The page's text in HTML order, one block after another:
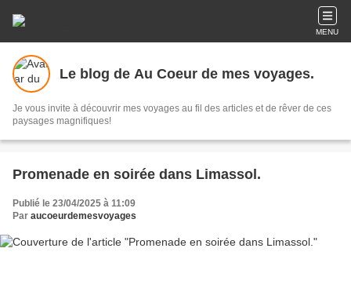
MENU
Le blog de Au Coeur de mes voyages.
Je vous invite à découvrir mes voyages au fil des articles et de rêver de ces
paysages magnifiques!
Promenade en soirée dans Limassol.
Publié le 23/04/2025 à 11:09
Par aucoeurdemesvoyages